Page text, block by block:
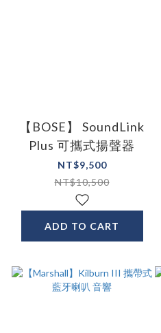
【BOSE】 SoundLink
Plus 可攜式揚聲器
NT$9,500
NT$10,500
ADD TO CART